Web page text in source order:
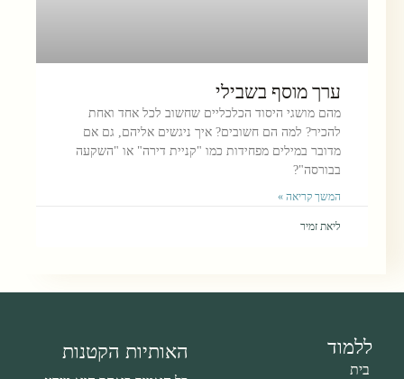
ערך מוסף בשבילי
מהם מושגי היסוד הכלכליים שחשוב לכל אחד ואחת
להכיר? למה הם חשובים? איך ניגשים אליהם, גם אם
מדובר במילים מפחידות כמו "קניית דירה" או "השקעה
בבורסה"?
המשך קריאה »
ליאת זמיר
ללמוד
בית
האותיות הקטנות